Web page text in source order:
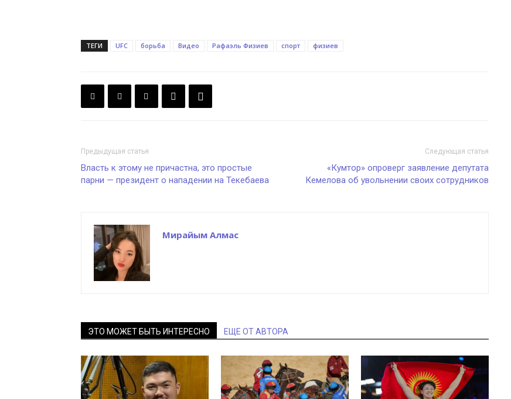
ТЕГИ UFC борьба Видео Рафаэль Физиев спорт физиев
Предыдущая статья
Власть к этому не причастна, это простые
парни — президент о нападении на Текебаева
Следующая статья
«Кумтор» опроверг заявление депутата
Кемелова об увольнении своих сотрудников
Мирайым Алмас
ЭТО МОЖЕТ БЫТЬ ИНТЕРЕСНО ЕЩЕ ОТ АВТОРА